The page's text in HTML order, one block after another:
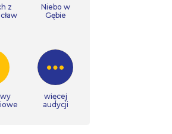
z
Niebo w
Gębie
więcej
audycji